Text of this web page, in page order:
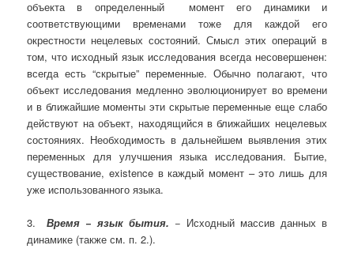
объекта в определенный момент его динамики и
соответствующими временами тоже для каждой его
окрестности нецелевых состояний. Смысл этих операций в
том, что исходный язык исследования всегда несовершенен:
всегда есть “скрытые” переменные. Обычно полагают, что
объект исследования медленно эволюционирует во времени
и в ближайшие моменты эти скрытые переменные еще слабо
действуют на объект, находящийся в ближайших нецелевых
состояниях. Необходимость в дальнейшем выявления этих
переменных для улучшения языка исследования. Бытие,
существование, existence в каждый момент – это лишь для
уже использованного языка.
3.Время − язык бытия. − Исходный массив данных в
динамике (также см. п. 2.).